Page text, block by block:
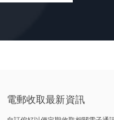
電郵收取最新資訊